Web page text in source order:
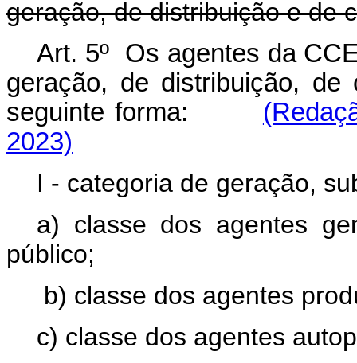
geração, de distribuição e de
Art. 5º Os agentes da
geração, de distribuição,
seguinte forma:
2023)
I - categoria de geração,
a) classe dos agentes
público;
b) classe dos agentes
c) classe dos agentes